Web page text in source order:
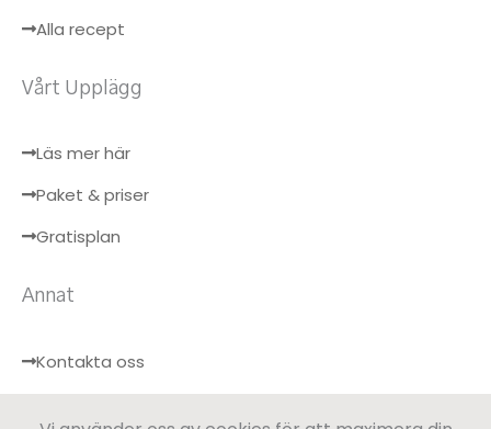
Alla recept
Vårt Upplägg
Läs mer här
Paket & priser
Gratisplan
Annat
Kontakta oss